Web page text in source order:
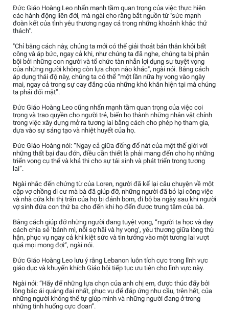
Đức Giáo Hoàng Leo nhấn mạnh tầm quan trọng của việc thực hiện
các hành động liên đới, mà ngài cho rằng bắt nguồn từ "sức mạnh
đoàn kết của tình yêu thương ngay cả trong những khoảnh khắc thử
thách".
"Chỉ bằng cách này, chúng ta mới có thể giải thoát bản thân khỏi bất
công và áp bức, ngay cả khi, như chúng ta đã nghe, chúng ta bị phản
bội bởi những con người và tổ chức tàn nhẫn lợi dụng sự tuyệt vọng
của những người không còn lựa chọn nào khác", ngài nói. Bằng cách
áp dụng thái độ này, chúng ta có thể “một lần nữa hy vọng vào ngày
mai, ngay cả trong sự cay đắng của những khó khăn hiện tại mà chúng
ta phải đối mặt”.
Đức Giáo Hoàng Leo cũng nhấn mạnh tầm quan trọng của việc coi
trọng và trao quyền cho người trẻ, biến họ thành những nhân vật chính
trong việc xây dựng mở ra tương lai bằng cách cho phép họ tham gia,
dựa vào sự sáng tạo và nhiệt huyết của họ.
Đức Giáo Hoàng nói: “Ngay cả giữa đống đổ nát của một thế giới với
những thất bại đau đớn, điều cần thiết là phải mang đến cho họ những
triển vọng cụ thể và khả thi cho sự tái sinh và phát triển trong tương
lai”.
Ngài nhắc đến chứng từ của Loren, người đã kể lại câu chuyện về một
cặp vợ chồng di cư mà bà đã giúp đỡ, những người đã bỏ lại công việc
và nhà cửa khi thị trấn của họ bị đánh bom, đi bộ ba ngày sau khi người
vợ sinh đứa con thứ ba cho đến khi họ đến được trung tâm của bà.
Bằng cách giúp đỡ những người đang tuyệt vọng, “người ta học và dạy
cách chia sẻ ‘bánh mì, nỗi sợ hãi và hy vọng’, yêu thương giữa lòng thù
hận, phục vụ ngay cả khi kiệt sức và tin tưởng vào một tương lai vượt
quá mọi mong đợi”, ngài nói.
Đức Giáo Hoàng Leo lưu ý rằng Lebanon luôn tích cực trong lĩnh vực
giáo dục và khuyến khích Giáo hội tiếp tục ưu tiên cho lĩnh vực này.
Ngài nói: “Hãy để những lựa chọn của anh chị em, được thúc đẩy bởi
lòng bác ái quảng đại nhất, phục vụ để đáp ứng nhu cầu, trên hết, của
những người không thể tự giúp mình và những người đang ở trong
những tình huống cực đoan”.